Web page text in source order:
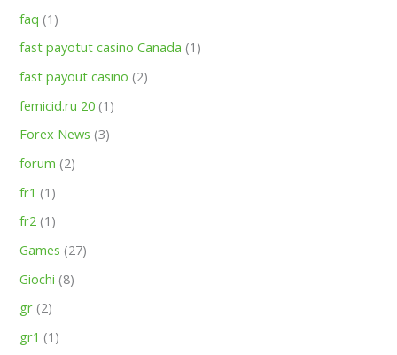
faq (1)
fast payotut casino Canada (1)
fast payout casino (2)
femicid.ru 20 (1)
Forex News (3)
forum (2)
fr1 (1)
fr2 (1)
Games (27)
Giochi (8)
gr (2)
gr1 (1)